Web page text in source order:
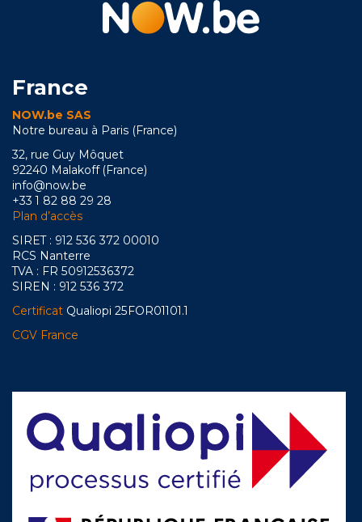
France
NOW.be SAS
Notre bureau à Paris (France)
32, rue Guy Môquet
92240 Malakoff (France)
info@now.be
+33 1 82 88 29 28
Plan d’accès
SIRET : 912 536 372 00010
RCS Nanterre
TVA : FR 50912536372
SIREN : 912 536 372
Certificat Qualiopi 25FOR01101.1
CGV France